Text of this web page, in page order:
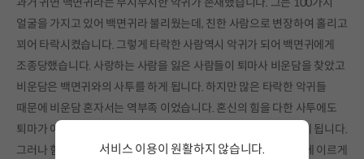
얼굴을 가지고 있어 백면귀라 불리웠는데, 친한 사람으로 변장하여 홀리고
꾀어 타락시켰습니다. 그렇게 타락한 사람역시 악귀가 되어 백면귀에게
조종당했습니다. 사랑하는 사람을 잃은 사람들이 퇴마사 비운담을 찾았고
비운담은 백면귀와의 사투를 하게 됩니다. 하지만 많은 타락한 악귀들
때문에 비운담 혼자서는 역부족 이었습니다. 혼신의 힘을 다한 사투에도
퇴마가 어려워진 비운담은 자신의 생명을 걸어 백면귀를 봉인하게 됩니다.
그러나 힘이 다한 비운담은 그의 생명을 걸었지만 불완전한 봉인에 이르게
서비스 이용이 원활하지 않습니다.